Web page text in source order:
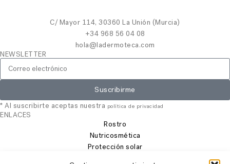
C/ Mayor 114, 30360 La Unión (Murcia)
+34 968 56 04 08
hola@ladermoteca.com
NEWSLETTER
Suscribirme
* Al suscribirte aceptas nuestra política de privacidad
ENLACES
Rostro
Nutricosmética
Protección solar